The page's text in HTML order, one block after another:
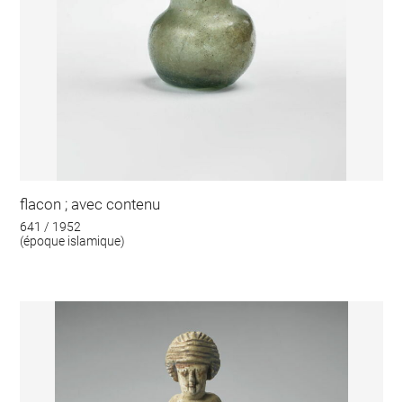
flacon ; avec contenu
641 / 1952
(époque islamique)